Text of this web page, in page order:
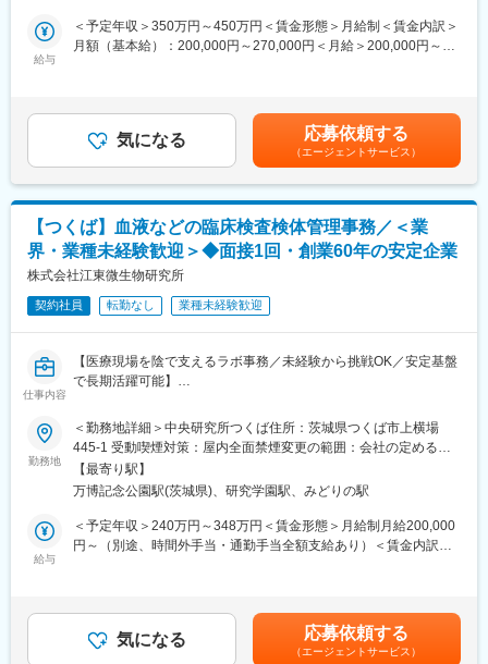
ーや、院内業務のスペシャリストとしてキャリアを築くことが可
能です。
■国内唯一の滅菌装置の専門メーカーとして長年の実績があり、大
型の高圧蒸気滅菌装置では国内シェア約30％を誇ります。
開発、提供しています。営業から製品企画、開発製造、そしてサ
ポートまで社内一貫体制を整えており、国公立病院、大学病院、
医療研究機関及び医療機器・大手製薬メーカーの顧客の要望に応
えています。
変更の範囲：会社の定める業務
できる研修制度を整えており、医療現場を支えるやりがいのある
仕事です。
■手術室サポート業務
■内視鏡室支援業務
【滅菌業務とは】
手術や診療で使用された医療器材は、そのままでは再利用できま
せん。次の患者様に安全に使用するために、器材を「回収 → 洗浄
→ 滅菌 → 配給」という工程で処理します。この業務は、患者様
の安全を守るために欠かせない重要な役割です。電子マニュアル
を確認しながら作業を行うため、未経験の方でも研修でしっかり
習得できます。
手術室では、医師や看護師が次の手術に集中できるよう、環境を
整えることが必要です。具体的には、手術室内の清掃、医療物品
を行います。医療チームの一員として、円滑な手術室運営を支え
るやりがいのある仕事です。
【内視鏡室支援とは】
内視鏡検査で使用する器材の準備や片付け、洗浄・滅菌などを担
当します。患者様が安心して検査を受けられるよう、スムーズな
検査環境を整える役割です。
す。
■チームでのサポート：現場では先輩スタッフが丁寧に指導しま
給与
＜予定年収＞350万円～450万円＜賃金形態＞月給制＜賃金内訳＞
月額（基本給）：200,000円～270,000円＜月給＞200,000円～
性があります。月給(月額)は固定手当を含めた表記です。
気になる 応募依頼する
（エージェントサービス）
【つくば】血液などの臨床検査検体管理事務／＜業
界・業種未経験歓迎＞◆面接1回・創業60年の安定企業
株式会社江東微生物研究所
契約社員 転勤なし 業種未経験歓迎
仕事内容
【医療現場を陰で支えるラボ事務／未経験から挑戦OK／安定基盤
で長期活躍可能】
当社中央研究所つくばの「検査部エントリー科」にて、全国の営
業所から届く検体や検査依頼情報の受付・データ管理・検査機器
の補助管理など、臨床検査業務を円滑に進めるためのラボ事務サ
ポートを担当していただきます。専門知識や医療業界での経験は
問いません。業務は日勤・夜勤から選択でき、未経験から医療分
野に関わるやりがいと安定した就業環境の両立が可能です。
■業務詳細
・営業所から搬送された検体の受領、検査材料の種類・数量の確
・検査機器の消耗品補充や部品清掃、簡単なエラー対応などの機
勤務地
＜勤務地詳細＞中央研究所つくば住所：茨城県つくば市上横場
445-1 受動喫煙対策：屋内全面禁煙変更の範囲：会社の定める事
業所
【最寄り駅】
万博記念公園駅(茨城県)、研究学園駅、みどりの駅
給与
＜予定年収＞240万円～348万円＜賃金形態＞月給制月給200,000
円～（別途、時間外手当・通勤手当全額支給あり）＜賃金内訳＞
額)は固定手当を含めた表記です。
気になる 応募依頼する
（エージェントサービス）